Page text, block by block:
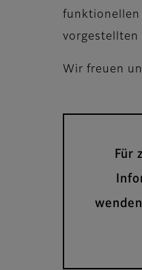
funktionellen
vorgestellten
Wir freuen
Für